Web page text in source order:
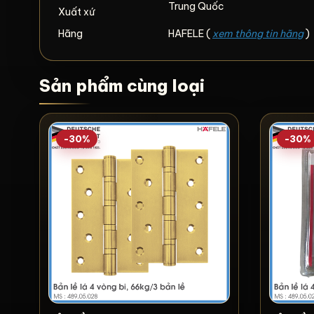
Xuất xứ Trung Quốc
Hãng HAFELE ( xem thông tin hãng)
Sản phẩm cùng loại
-30% -30%